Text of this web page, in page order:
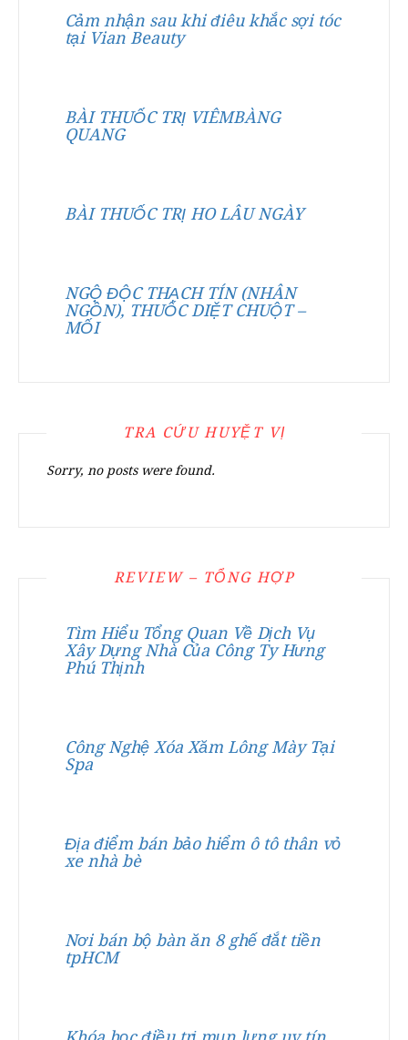
Cảm nhận sau khi điêu khắc sợi tóc
tại Vian Beauty
BÀI THUỐC TRỊ VIÊMBÀNG
QUANG
BÀI THUỐC TRỊ HO LÂU NGÀY
NGỘ ĐỘC THẠCH TÍN (NHÂN
NGỒN), THUỐC DIỆT CHUỘT –
MỐI
TRA CỨU HUYỆT VỊ
Sorry, no posts were found.
REVIEW – TỔNG HỢP
Tìm Hiểu Tổng Quan Về Dịch Vụ
Xây Dựng Nhà Của Công Ty Hưng
Phú Thịnh
Công Nghệ Xóa Xăm Lông Mày Tại
Spa
Địa điểm bán bảo hiểm ô tô thân vỏ
xe nhà bè
Nơi bán bộ bàn ăn 8 ghế đắt tiền
tpHCM